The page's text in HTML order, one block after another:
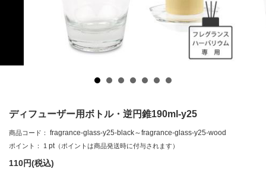
ディフューザー用ボトル・逆円錐190ml-y25
商品コード： fragrance-glass-y25-black～fragrance-glass-y25-wood
ポイント： 1 pt （ポイントは商品発送時に付与されます）
110円(税込)